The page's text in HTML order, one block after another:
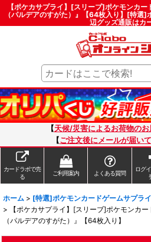
【ポケカサプライ】[スリーブ]ポケモンカ
（パルデアのすがた）』【64枚入り】[特選]
辺グッズ通販はカ
【天候/災害によるお荷物の
【ご注文後にメールが届い
カードラボで売
る
ご利用案内 よくある質問
ログ
ホーム > [特選]ポケモンカードゲームサプラ
>
【ポケカサプライ】[スリーブ]ポケモンカ
（パルデアのすがた）』【64枚入り】